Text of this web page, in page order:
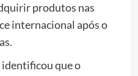
produtos nas
internacional após o
que o